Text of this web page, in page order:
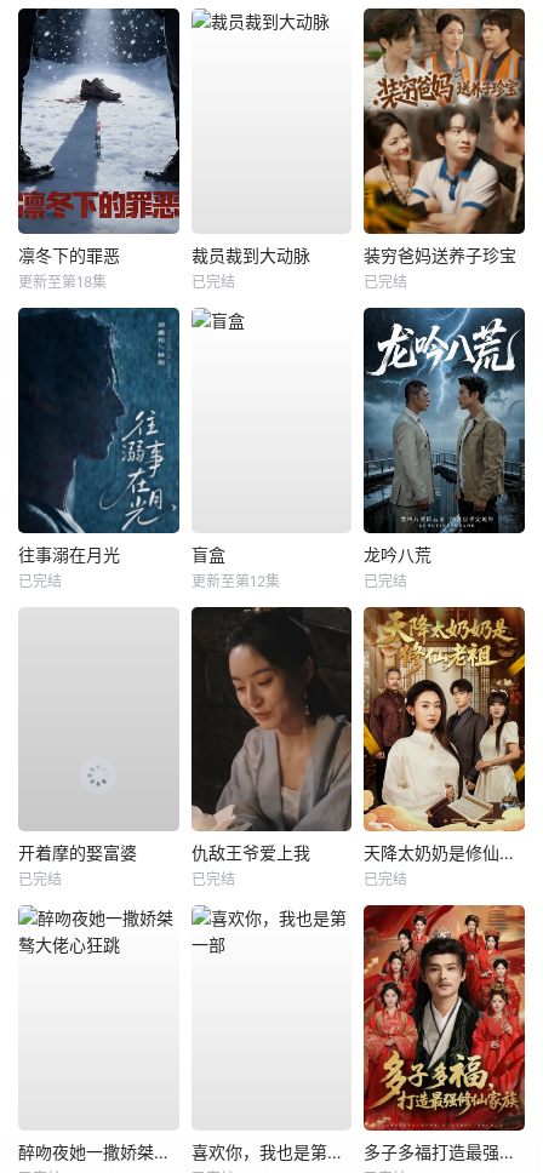
凛冬下的罪恶
更新至第18集
裁员裁到大动脉
已完结
装穷爸妈送养子珍宝
已完结
往事溺在月光
已完结
盲盒
更新至第12集
龙吟八荒
已完结
开着摩的娶富婆
已完结
仇敌王爷爱上我
已完结
天降太奶奶是修仙老祖
已完结
醉吻夜她一撒娇桀骜大佬心狂跳 喜欢你，我也是第一部 多子多福打造最强修仙家族